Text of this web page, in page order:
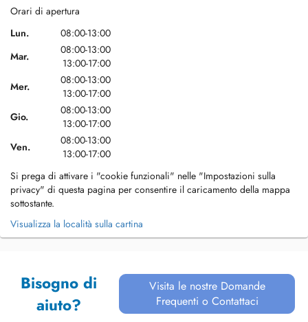
Orari di apertura
Lun.
08:00-13:00
Mar.
08:00-13:00
13:00-17:00
Mer.
08:00-13:00
13:00-17:00
Gio.
08:00-13:00
13:00-17:00
Ven.
08:00-13:00
13:00-17:00
Si prega di attivare i "cookie funzionali" nelle "Impostazioni sulla
privacy" di questa pagina per consentire il caricamento della mappa
sottostante.
Visualizza la località sulla cartina
Bisogno di
aiuto?
Visita le nostre Domande
Frequenti o Contattaci